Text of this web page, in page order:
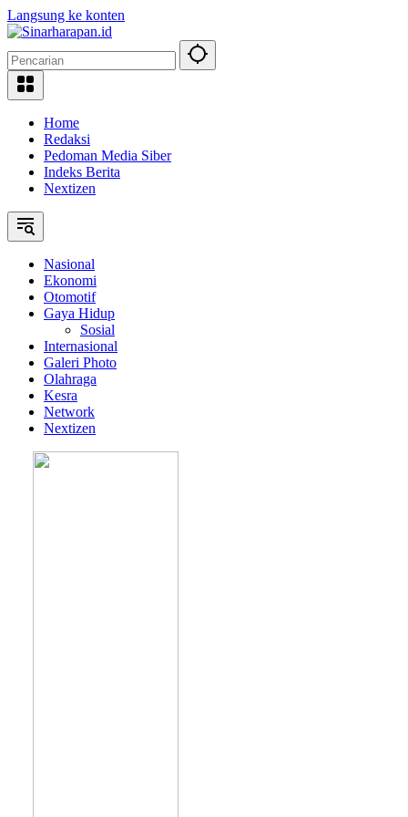
Langsung ke konten
Home
Redaksi
Pedoman Media Siber
Indeks Berita
Nextizen
Nasional
Ekonomi
Otomotif
Gaya Hidup
Sosial
Internasional
Galeri Photo
Olahraga
Kesra
Network
Nextizen